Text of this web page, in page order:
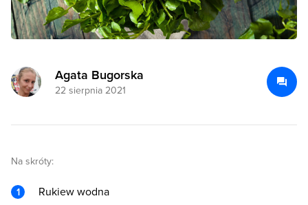
Agata Bugorska
22 sierpnia 2021
Na skróty:
Rukiew wodna